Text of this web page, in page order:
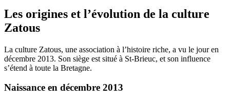
Les origines et l’évolution de la culture
Zatous
La culture Zatous, une association à l’histoire riche, a vu le jour en
décembre 2013. Son siège est situé à St-Brieuc, et son influence
s’étend à toute la Bretagne.
Naissance en décembre 2013